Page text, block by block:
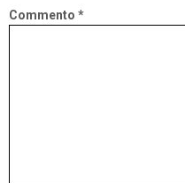
Commento *